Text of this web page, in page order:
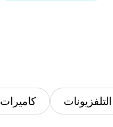
التلفزيونات كاميرات